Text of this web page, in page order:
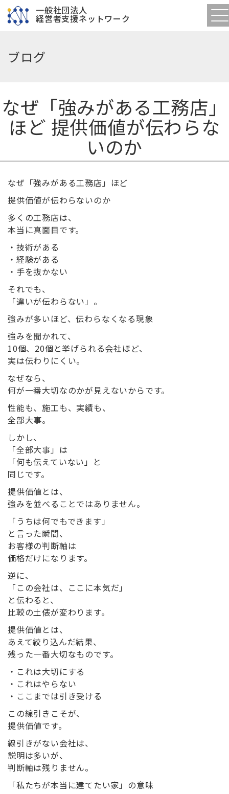
一般社団法人
経営者支援ネットワーク
ブログ
なぜ「強みがある工務店」
ほど 提供価値が伝わらな
いのか
なぜ「強みがある工務店」ほど
提供価値が伝わらないのか
多くの工務店は、
本当に真面目です。
・技術がある
・経験がある
・手を抜かない
それでも、
「違いが伝わらない」。
強みが多いほど、伝わらなくなる現象
強みを聞かれて、
10個、20個と挙げられる会社ほど、
実は伝わりにくい。
なぜなら、
何が一番大切なのかが見えないからです。
性能も、施工も、実績も、
全部大事。
しかし、
「全部大事」は
「何も伝えていない」と
同じです。
提供価値とは、
強みを並べることではありません。
「うちは何でもできます」
と言った瞬間、
お客様の判断軸は
価格だけになります。
逆に、
「この会社は、ここに本気だ」
と伝わると、
比較の土俵が変わります。
提供価値とは、
あえて絞り込んだ結果、
残った一番大切なものです。
・これは大切にする
・これはやらない
・ここまでは引き受ける
この線引きこそが、
提供価値です。
線引きがない会社は、
説明は多いが、
判断軸は残りません。
「私たちが本当に建てたい家」の意味